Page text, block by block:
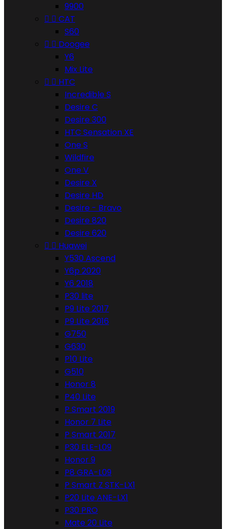
9900
  CAT
S60
  Doogee
Y6
Mix Lite
  HTC
Incredible S
Desire C
Desire 300
HTC Sensation XE
One S
Wildfire
One V
Desire X
Desire HD
Desire - Bravo
Desire 820
Desire 620
  Huawei
Y530 Ascend
Y6p 2020
Y6 2018
P30 lite
P9 Lite 2017
P9 Lite 2016
G750
G630
P10 Lite
G510
Honor 8
P40 Lite
P Smart 2019
Honor 7 Lite
P Smart 2017
P30 ELE-L09
Honor 9
P8 GRA-L09
P Smart Z STK-LX1
P20 Lite ANE-LX1
P30 PRO
Mate 20 Lite